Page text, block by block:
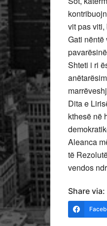
vit pas
Gati nëntë
Shteti i ri
Dita e
kthesë në
Aleanca
të
vendos
Share via: